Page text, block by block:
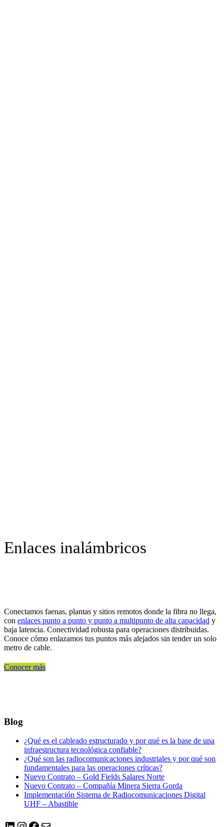
Enlaces inalámbricos
Conectamos faenas, plantas y sitios remotos donde la fibra no llega,
con enlaces punto a punto y punto a multipunto de alta capacidad y
baja latencia. Conectividad robusta para operaciones distribuidas.
Conoce cómo enlazamos tus puntos más alejados sin tender un solo
metro de cable.
Conocer más
Blog
¿Qué es el cableado estructurado y por qué es la base de una
infraestructura tecnológica confiable?
¿Qué son las radiocomunicaciones industriales y por qué son
fundamentales para las operaciones críticas?
Nuevo Contrato – Gold Fields Salares Norte
Nuevo Contrato – Compañía Minera Sierra Gorda
Implementación Sistema de Radiocomunicaciones Digital
UHF – Abastible